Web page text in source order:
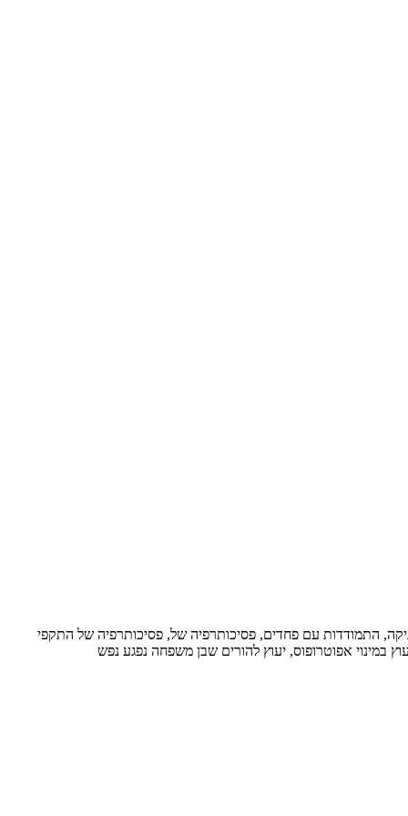
התמודדות עם פחדים, פסיכותרפיה של, פסיכותרפיה של התקפי
במינוי אפוטרופוס, יעוץ להורים שבן משפחה נפגע נפש